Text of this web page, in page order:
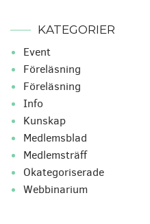
KATEGORIER
Event
Föreläsning
Föreläsning
Info
Kunskap
Medlemsblad
Medlemsträff
Okategoriserade
Webbinarium